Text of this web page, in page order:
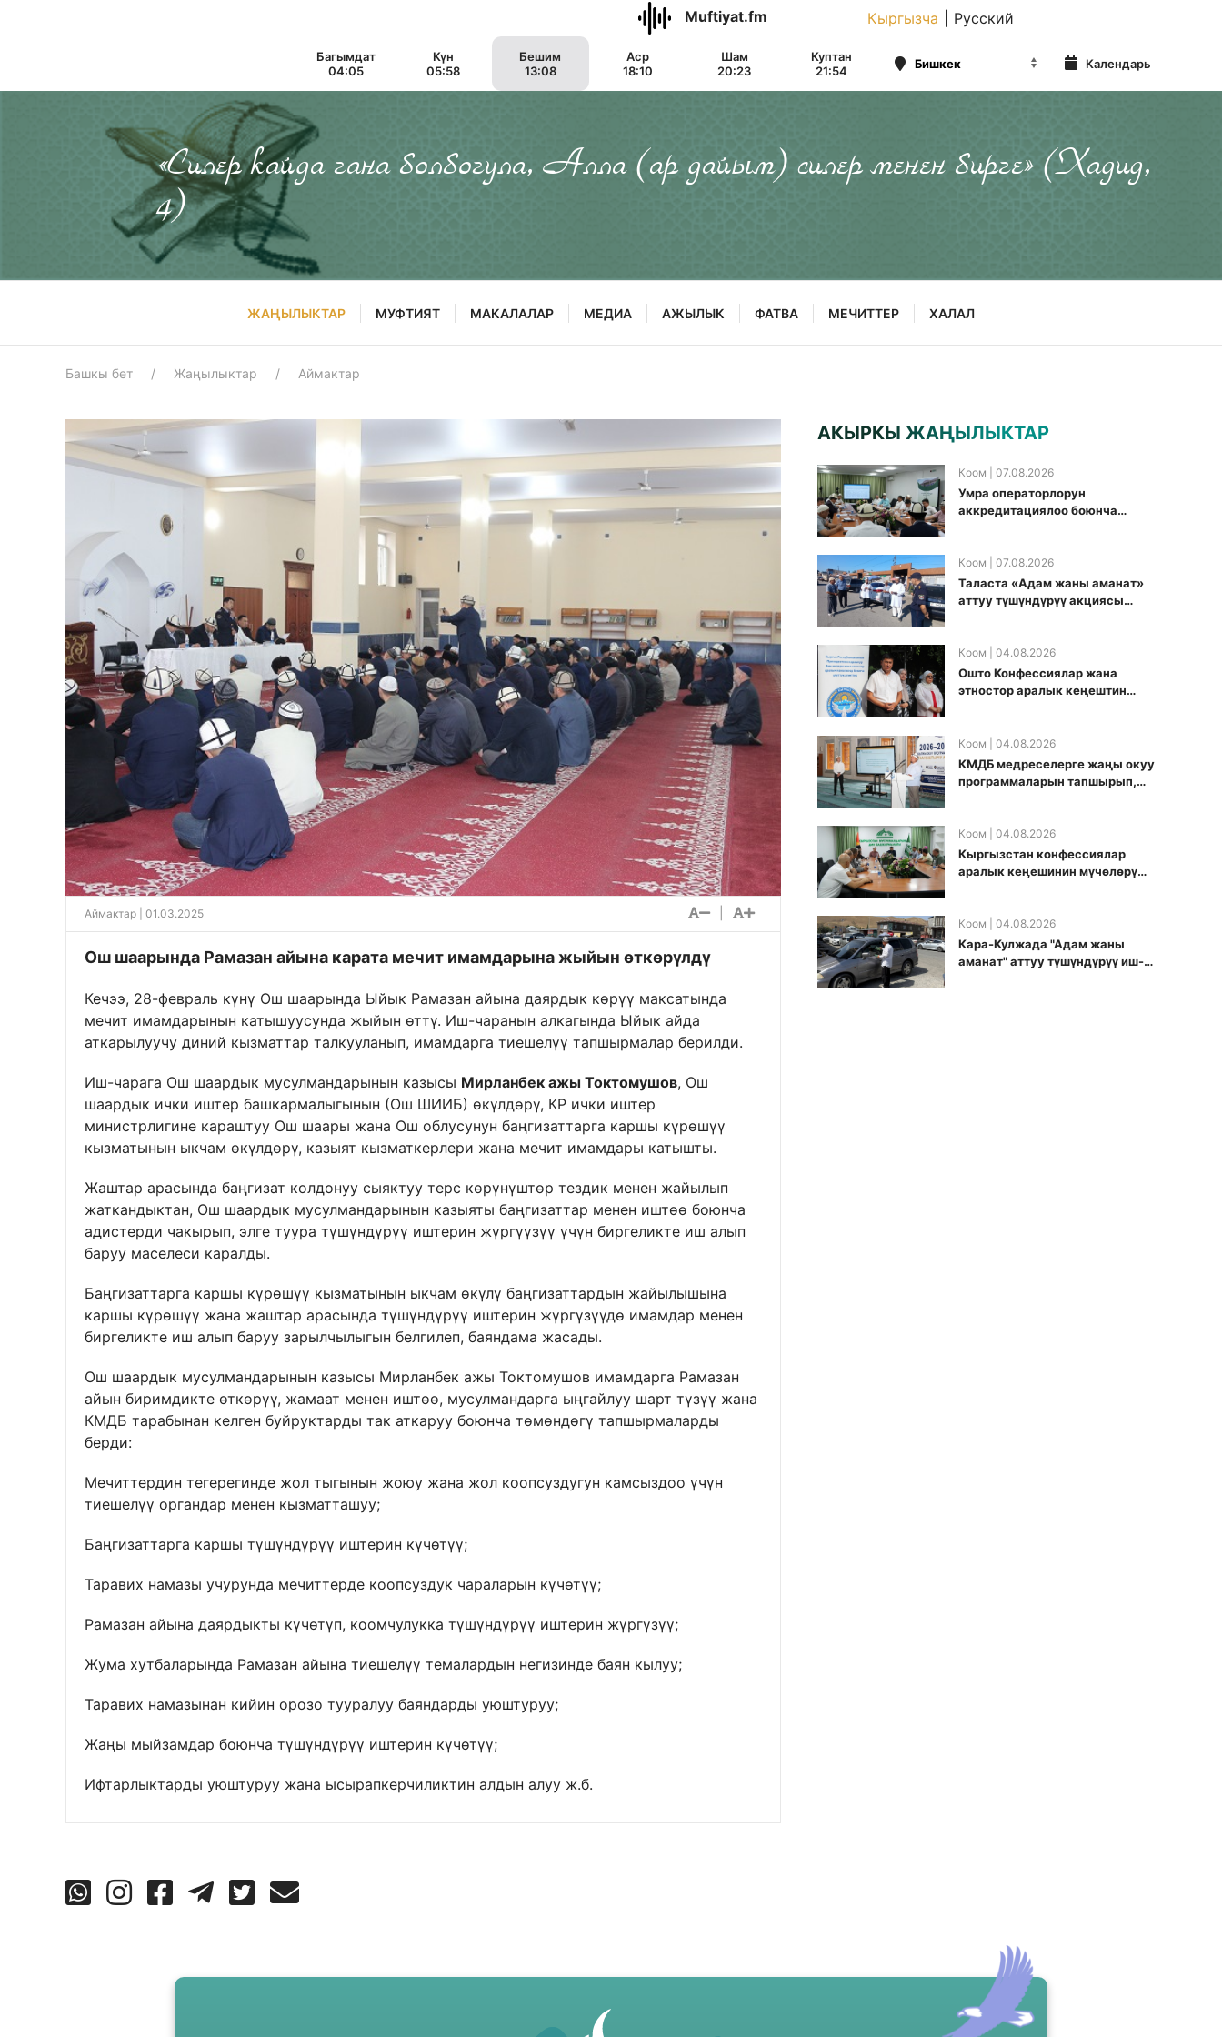
Muftiyat.fm Кыргызча Русский
Багымдат
04:05
Күн
05:58
Бешим
13:08
Аср
18:10
Шам
20:23
Куптан
21:54
Календарь
«Силер кайда гана болбогула, Алла (ар дайым) силер менен бирге» (Хадид,
4)
ЖАҢЫЛЫКТАР МУФТИЯТ МАКАЛАЛАР МЕДИА АЖЫЛЫК ФАТВА МЕЧИТТЕР ХАЛАЛ
Башкы бет Жаңылыктар Аймактар
Аймактар | 01.03.2025
Ош шаарында Рамазан айына карата мечит имамдарына жыйын өткөрүлдү
Кечээ, 28-февраль күнү Ош шаарында Ыйык Рамазан айына даярдык көрүү максатында
мечит имамдарынын катышуусунда жыйын өттү. Иш-чаранын алкагында Ыйык айда
аткарылуучу диний кызматтар талкууланып, имамдарга тиешелүү тапшырмалар берилди.
Иш-чарага Ош шаардык мусулмандарынын казысы Мирланбек ажы Токтомушов, Ош
шаардык ички иштер башкармалыгынын (Ош ШИИБ) өкүлдөрү, КР ички иштер
министрлигине караштуу Ош шаары жана Ош облусунун баңгизаттарга каршы күрөшүү
кызматынын ыкчам өкүлдөрү, казыят кызматкерлери жана мечит имамдары катышты.
Жаштар арасында баңгизат колдонуу сыяктуу терс көрүнүштөр тездик менен жайылып
жаткандыктан, Ош шаардык мусулмандарынын казыяты баңгизаттар менен иштөө боюнча
адистерди чакырып, элге туура түшүндүрүү иштерин жүргүүзүү үчүн биргеликте иш алып
баруу маселеси каралды.
Баңгизаттарга каршы күрөшүү кызматынын ыкчам өкүлү баңгизаттардын жайылышына
каршы күрөшүү жана жаштар арасында түшүндүрүү иштерин жүргүзүүдө имамдар менен
биргеликте иш алып баруу зарылчылыгын белгилеп, баяндама жасады.
Ош шаардык мусулмандарынын казысы Мирланбек ажы Токтомушов имамдарга Рамазан
айын биримдикте өткөрүү, жамаат менен иштөө, мусулмандарга ыңгайлуу шарт түзүү жана
КМДБ тарабынан келген буйруктарды так аткаруу боюнча төмөндөгү тапшырмаларды
берди:
Мечиттердин тегерегинде жол тыгынын жоюу жана жол коопсуздугун камсыздоо үчүн
тиешелүү органдар менен кызматташуу;
Баңгизаттарга каршы түшүндүрүү иштерин күчөтүү;
Таравих намазы учурунда мечиттерде коопсуздук чараларын күчөтүү;
Рамазан айына даярдыкты күчөтүп, коомчулукка түшүндүрүү иштерин жүргүзүү;
Жума хутбаларында Рамазан айына тиешелүү темалардын негизинде баян кылуу;
Таравих намазынан кийин орозо тууралуу баяндарды уюштуруу;
Жаңы мыйзамдар боюнча түшүндүрүү иштерин күчөтүү;
Ифтарлыктарды уюштуруу жана ысырапкерчиликтин алдын алуу ж.б.
АКЫРКЫ ЖАҢЫЛЫКТАР
Коом | 07.08.2026
Умра операторлорун
аккредитациялоо боюнча
Коом | 07.08.2026
Таласта «Адам жаны аманат»
аттуу түшүндүрүү акциясы
Коом | 04.08.2026
Ошто Конфессиялар жана
этностор аралык кеңештин
Коом | 04.08.2026
КМДБ медреселерге жаңы окуу
программаларын тапшырып,
киргизди
Коом | 04.08.2026
Кыргызстан конфессиялар
аралык кеӊешинин мүчөлөрү
Коом | 04.08.2026
Кара-Кулжада "Адам жаны
аманат" аттуу түшүндүрүү иш-